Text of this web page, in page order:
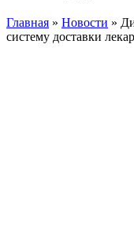
Главная » Новости »
систему доставки